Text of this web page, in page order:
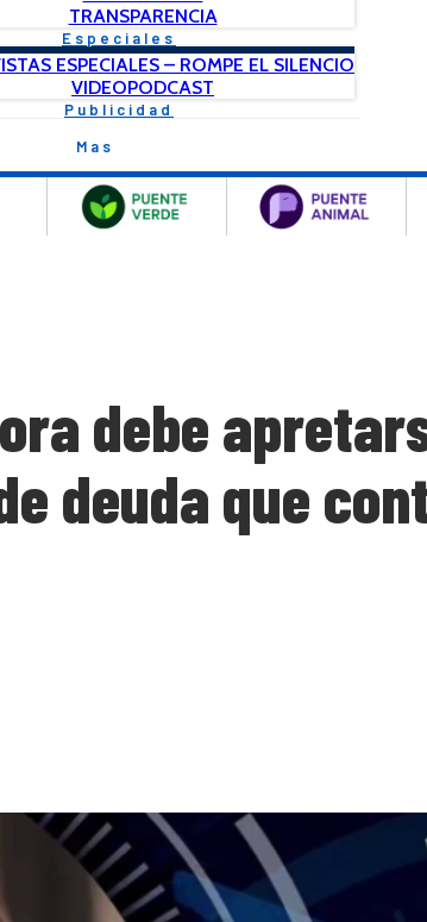
TRANSPARENCIA
Especiales
ESPECIALES – ROMPE EL SILENCIO
VIDEOPODCAST
Publicidad
Mas
debe
deuda que